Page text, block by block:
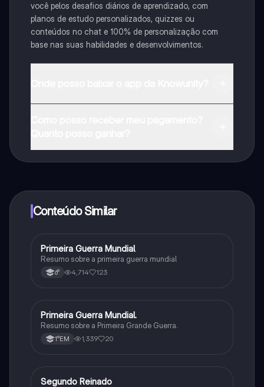
você pelos desafios diários de aprendizado, com
planos de estudo personalizados, quizzes ou
conteúdos no chat e 100% de personalização com
base nas suas habilidades e desenvolvimentos.
Conteúdo Similar
História
Primeira Guerra Mundial
Resumo sobre a primeira guerra mundial
6° 4,714 123
História
Primeira Guerra Mundial.
Resumo sobre a Primeira Grande Guerra.
1°EM 1,339 20
História
Segundo Reinado